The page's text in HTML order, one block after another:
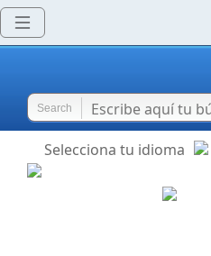
Search
Selecciona tu idioma